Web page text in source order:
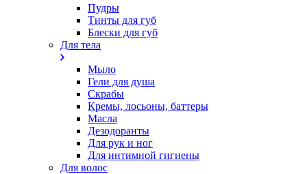
Пудры
Тинты для губ
Блески для губ
Для тела
Мыло
Гели для душа
Скрабы
Кремы, лосьоны, баттеры
Масла
Дезодоранты
Для рук и ног
Для интимной гигиены
Для волос